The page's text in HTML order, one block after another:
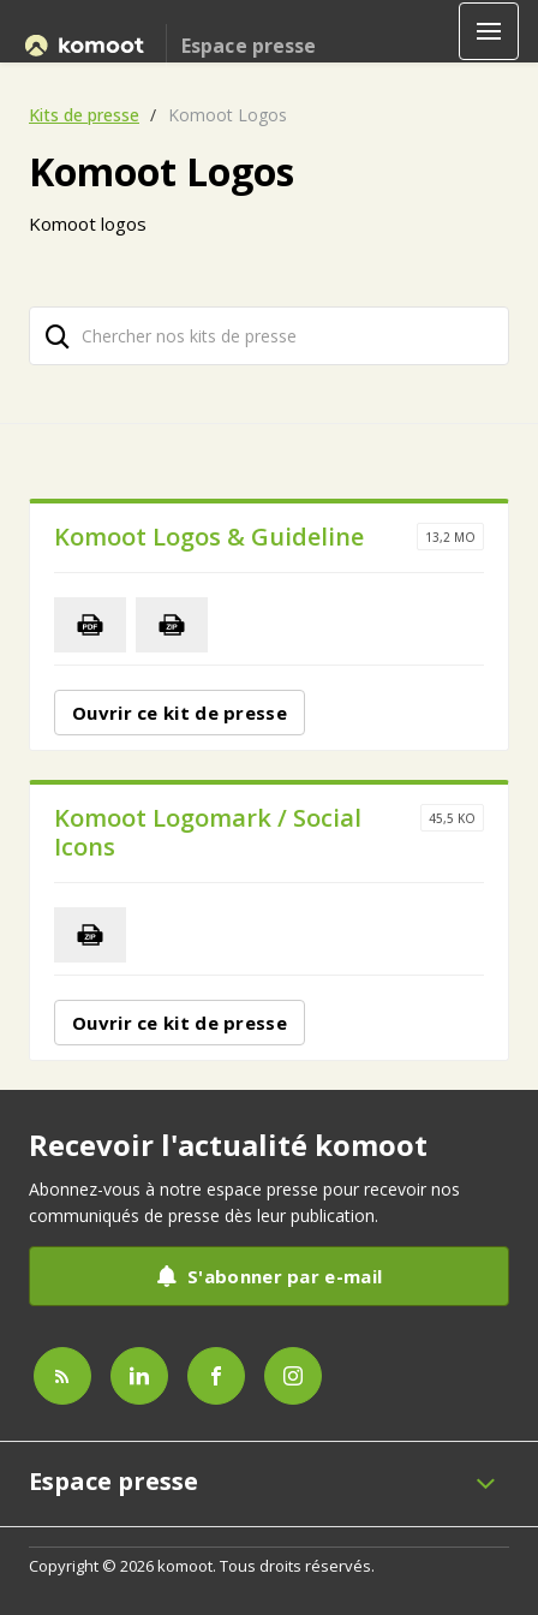
Espace presse
Kits de presse Komoot Logos
Komoot Logos
Komoot logos
Komoot Logos & Guideline 13,2 MO
Ouvrir ce kit de presse
Komoot Logomark / Social
Icons
45,5 KO
Ouvrir ce kit de presse
Recevoir l'actualité komoot
Abonnez-vous à notre espace presse pour recevoir nos
communiqués de presse dès leur publication.
S'abonner par e-mail
Espace presse
Copyright © 2026 komoot. Tous droits réservés.